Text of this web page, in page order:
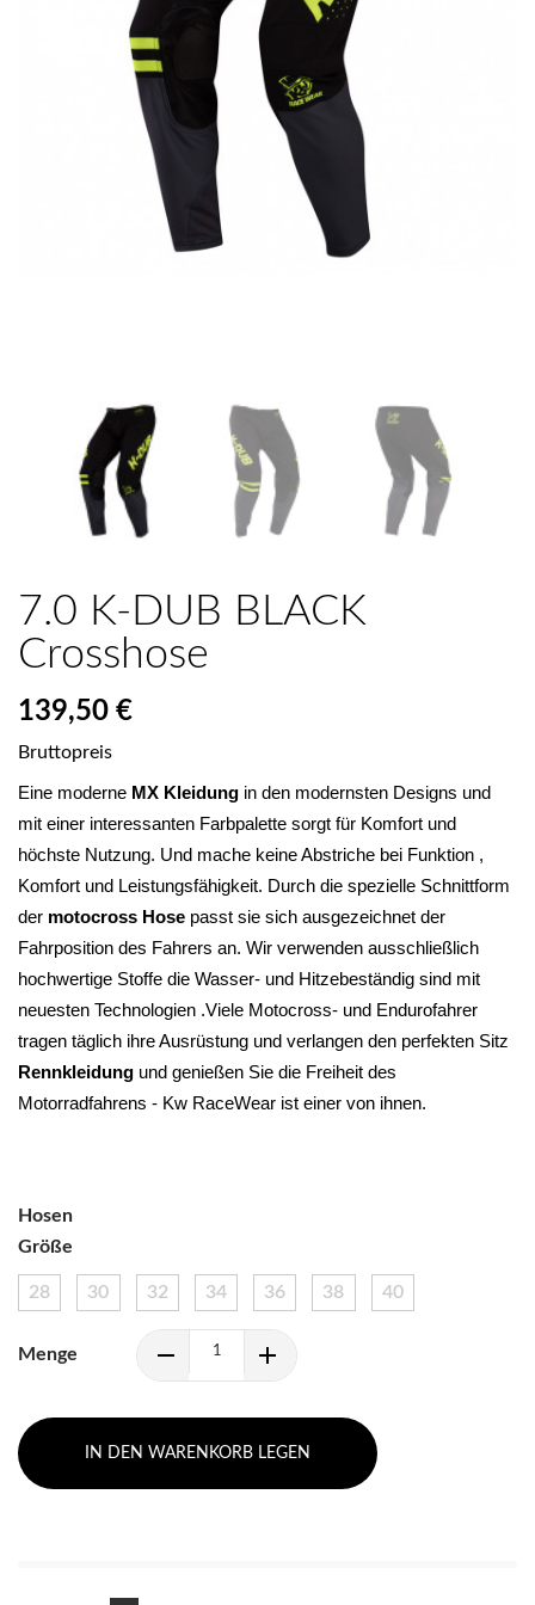
7.0 K-DUB BLACK
Crosshose
139,50 €
Bruttopreis
Eine moderne MX Kleidung in den modernsten Designs und
mit einer interessanten Farbpalette sorgt für Komfort und
höchste Nutzung. Und mache keine Abstriche bei Funktion ,
Komfort und Leistungsfähigkeit. Durch die spezielle Schnittform
der motocross Hose passt sie sich ausgezeichnet der
Fahrposition des Fahrers an. Wir verwenden ausschließlich
hochwertige Stoffe die Wasser- und Hitzebeständig sind mit
neuesten Technologien .Viele Motocross- und Endurofahrer
Rennkleidung und genießen Sie die Freiheit des
Motorradfahrens - Kw RaceWear ist einer von ihnen.
Hosen
Größe
28 30 32 34 36 38 40
Menge
IN DEN WARENKORB LEGEN